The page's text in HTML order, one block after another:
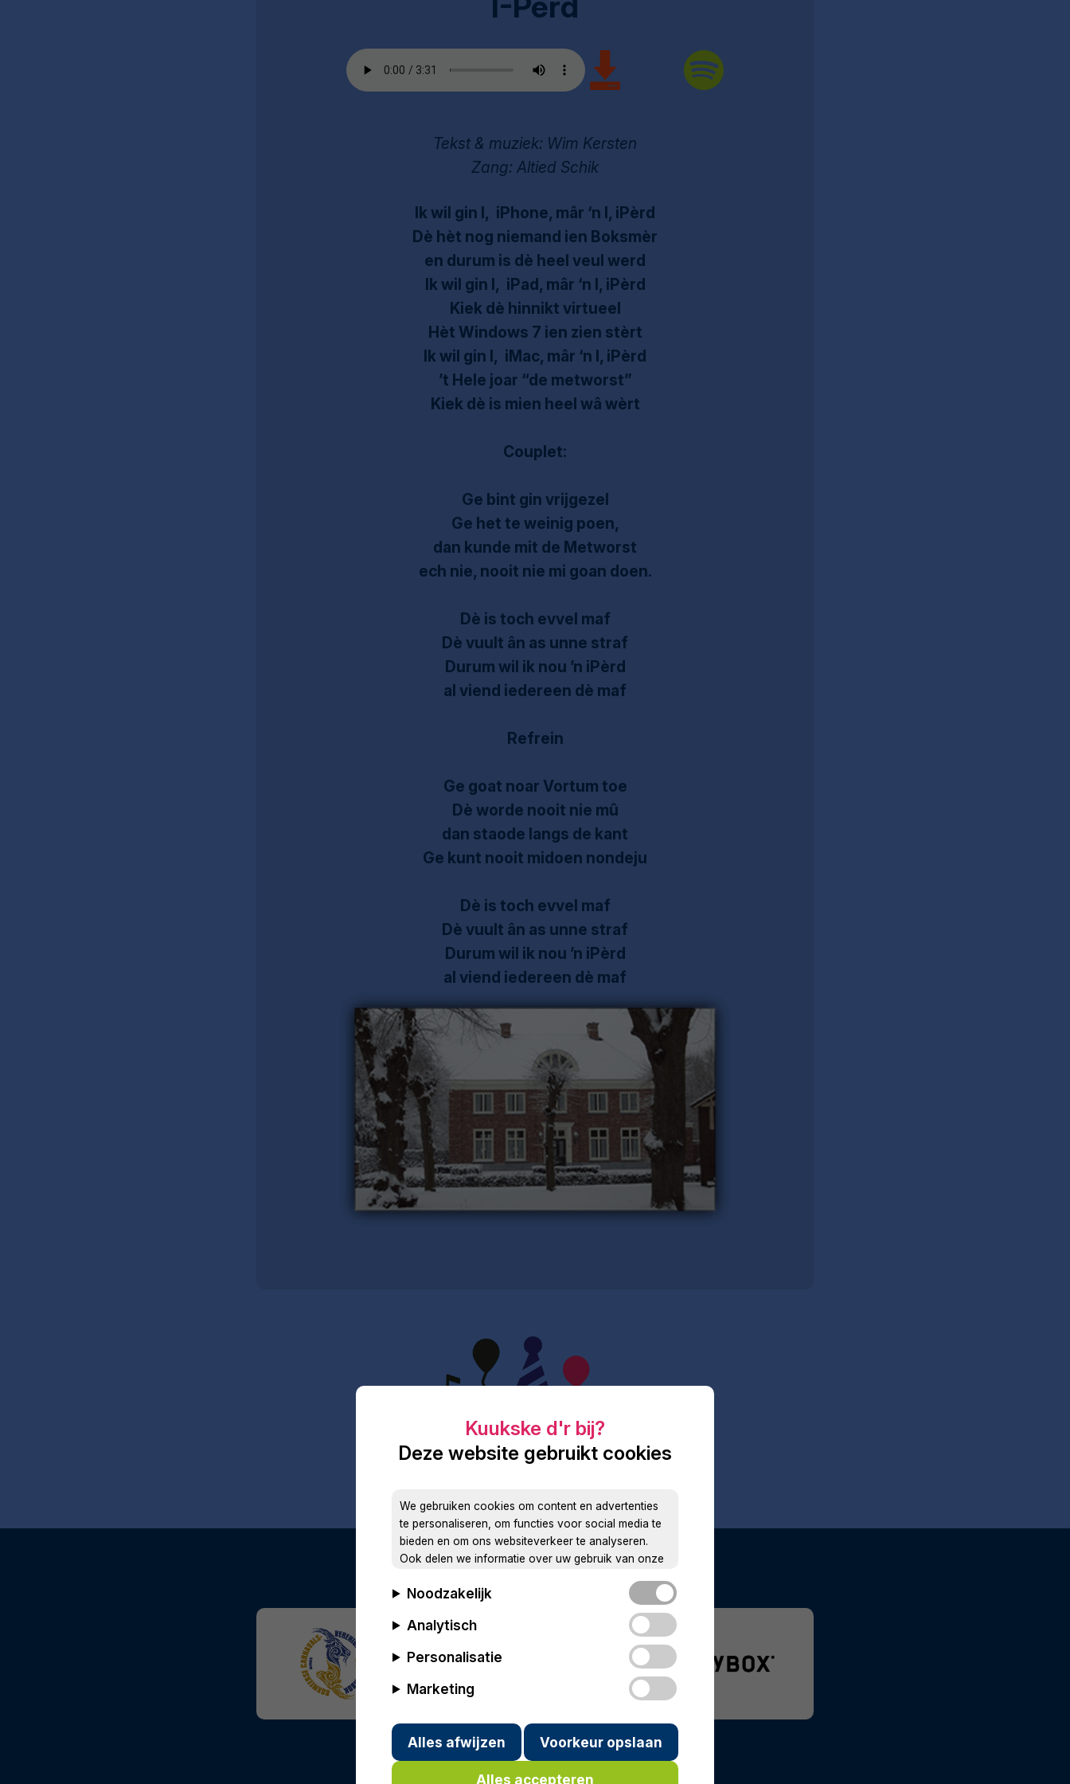
Tekst & muziek: Wim Kersten
Zang: Altied Schik
Ik wil gin I, iPhone, mâr ‘n I, iPèrd
Dè hèt nog niemand ien Boksmèr
en durum is dè heel veul werd
Ik wil gin I, iPad, mâr ‘n I, iPèrd
Kiek dè hinnikt virtueel
Hèt Windows 7 ien zien stèrt
Ik wil gin I, iMac, mâr ‘n I, iPèrd
’t Hele joar “de metworst”
Kiek dè is mien heel wâ wèrt
Couplet:
Ge bint gin vrijgezel
Ge het te weinig poen,
dan kunde mit de Metworst
ech nie, nooit nie mi goan doen.
Dè is toch evvel maf
Dè vuult ân as unne straf
Durum wil ik nou ’n iPèrd
al viend iedereen dè maf
Refrein
Ge goat noar Vortum toe
Dè worde nooit nie mû
dan staode langs de kant
Ge kunt nooit midoen nondeju
Dè is toch evvel maf
Dè vuult ân as unne straf
Durum wil ik nou ’n iPèrd
al viend iedereen dè maf
Deze website gebruikt cookies
We gebruiken cookies om content en advertenties
te personaliseren, om functies voor social media te
bieden en om ons websiteverkeer te analyseren.
Ook delen we informatie over uw gebruik van onze
en analyse. Deze partners kunnen deze gegevens
combineren met andere informatie die u aan ze heeft
verstrekt of die ze hebben verzameld op basis van
Noodzakelijk
Analytisch
Personalisatie
Marketing
Alles afwijzen Voorkeur opslaan
Alles accepteren